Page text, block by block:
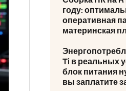
году:
оперативная
материнская
Ti в реальных
блок питания
вы заплатите